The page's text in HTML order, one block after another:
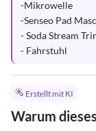
-Mikrowelle
-Senseo Pad
- Soda Stream
- Fahrstuhl
Erstellt mit KI
Warum